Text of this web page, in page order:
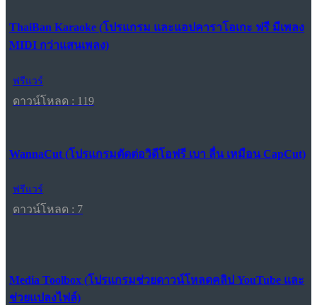
ThaiBan Karaoke (โปรแกรม และแอปคาราโอเกะ ฟรี มีเพลง
MIDI กว่าแสนเพลง)
ฟรีแวร์
ดาวน์โหลด : 119
WannaCut (โปรแกรมตัดต่อวิดีโอฟรี เบา ลื่น เหมือน CapCut)
ฟรีแวร์
ดาวน์โหลด : 7
Media Toolbox (โปรแกรมช่วยดาวน์โหลดคลิป YouTube และ
ช่วยแปลงไฟล์)